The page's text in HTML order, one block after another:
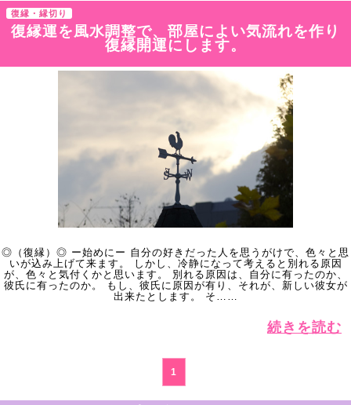
復縁・縁切り
復縁運を風水調整で、部屋によい気流れを作り
復縁開運にします。
◎（復縁）◎ ー始めにー 自分の好きだった人を思うがけで、色々と思
いが込み上げて来ます。 しかし、冷静になって考えると別れる原因
が、色々と気付くかと思います。 別れる原因は、自分に有ったのか、
彼氏に有ったのか。 もし、彼氏に原因が有り、それが、新しい彼女が
出来たとします。 そ……
続きを読む
1